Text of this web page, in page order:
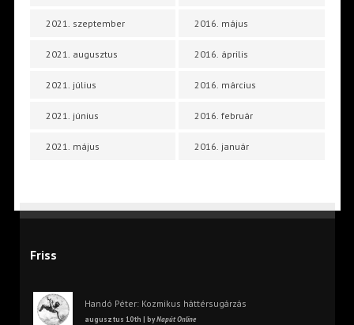
2021. szeptember
2021. augusztus
2021. július
2021. június
2021. május
2016. május
2016. április
2016. március
2016. február
2016. január
Friss
Handó Péter: Kozmikus háttérsugárzás
augusztus 10th | byNapút Online